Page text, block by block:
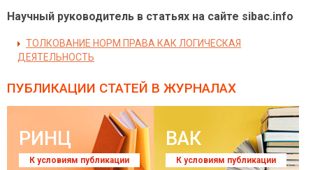
Научный руководитель в статьях на сайте sibac.info
ТОЛКОВАНИЕ НОРМ ПРАВА КАК ЛОГИЧЕСКАЯ
ДЕЯТЕЛЬНОСТЬ
ПУБЛИКАЦИИ СТАТЕЙ В ЖУРНАЛАХ
РИНЦ
К условиям публикации
ВАК
К условиям публикации